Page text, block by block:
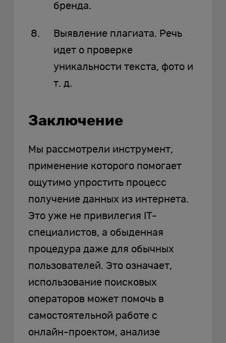
бренда.
Выявление плагиата. Речь
идет о проверке
уникальности текста, фото и
т. д.
Заключение
Мы рассмотрели инструмент,
применение которого помогает
ощутимо упростить процесс
получение данных из интернета.
Это уже не привилегия IT-
специалистов, а обыденная
процедура даже для обычных
пользователей. Это означает,
использование поисковых
операторов может помочь в
самостоятельной работе с
онлайн-проектом, анализе